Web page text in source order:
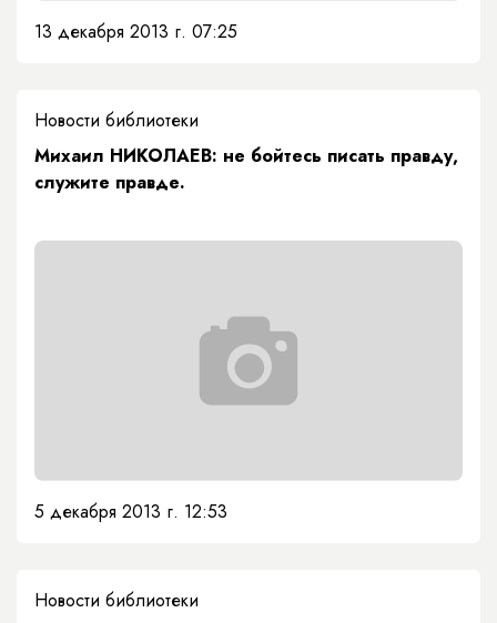
13 декабря 2013 г. 07:25
Новости библиотеки
Михаил НИКОЛАЕВ: не бойтесь писать правду,
служите правде.
5 декабря 2013 г. 12:53
Новости библиотеки